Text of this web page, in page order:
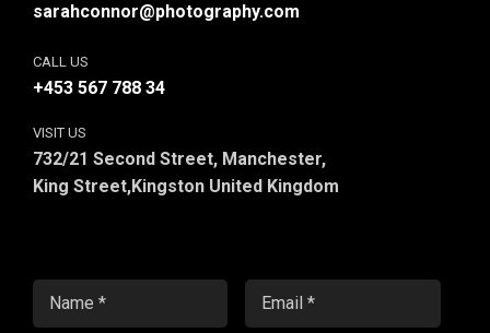
sarahconnor@photography.com
CALL US
+453 567 788 34
VISIT US
732/21 Second Street, Manchester,
King Street,Kingston United Kingdom